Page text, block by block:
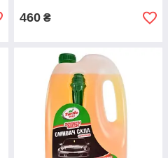
460 ₴